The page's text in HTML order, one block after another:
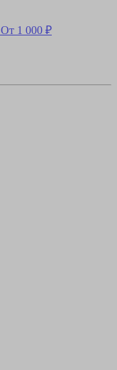
От 1 000 ₽